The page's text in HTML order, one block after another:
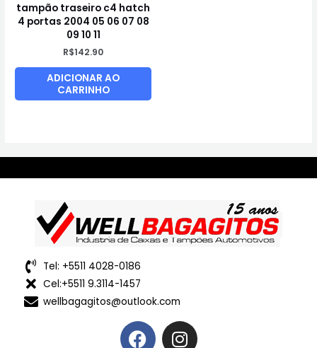
tampão traseiro c4 hatch
4 portas 2004 05 06 07 08
09 10 11
R$142.90
ADICIONAR AO
CARRINHO
Tel: +5511 4028-0186
Cel:+5511 9.3114-1457
wellbagagitos@outlook.com